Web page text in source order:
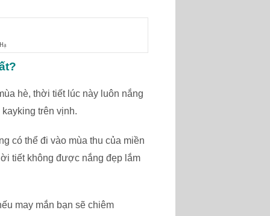
hè, thời tiết lúc này luôn nắng
trên vịnh.
có thể đi vào mùa thu của miền
tiết không được nắng đẹp lắm
may mắn bạn sẽ chiêm